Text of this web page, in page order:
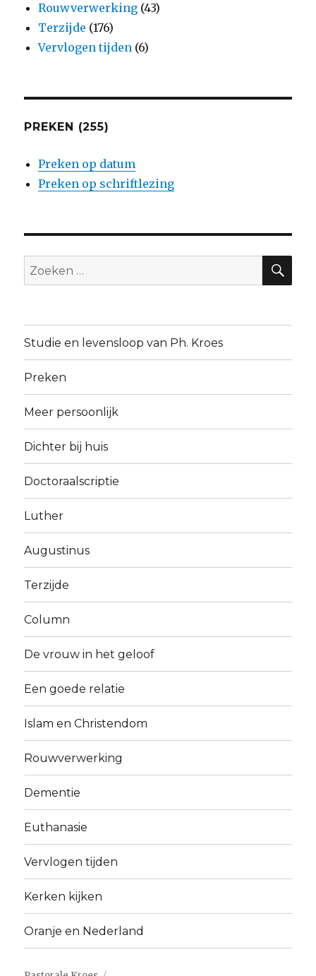
Rouwverwerking (43)
Terzijde (176)
Vervlogen tijden (6)
PREKEN (255)
Preken op datum
Preken op schriftlezing
Zoeken
naar:
Studie en levensloop van Ph. Kroes
Preken
Meer persoonlijk
Dichter bij huis
Doctoraalscriptie
Luther
Augustinus
Terzijde
Column
De vrouw in het geloof
Een goede relatie
Islam en Christendom
Rouwverwerking
Dementie
Euthanasie
Vervlogen tijden
Kerken kijken
Oranje en Nederland